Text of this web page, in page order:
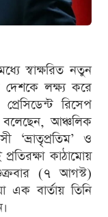
স্বাক্ষরিত নতুন
দেশকে লক্ষ্য করে
রিসেপ
আঞ্চলিক
‘ভ্রাতৃপ্রতিম’ ও
কাঠামোয়
(৭ আগস্ট)
এক বার্তায় তিনি